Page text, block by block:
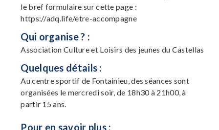
le bref formulaire sur cette page :
https://adq.life/etre-accompagne
Qui organise ? :
Association Culture et Loisirs des jeunes du Castellas
Quelques détails :
Au centre sportif de Fontainieu, des séances sont
organisées le mercredi soir, de 18h30 à 21h00, à
partir 15 ans.
Pour en savoir plus :